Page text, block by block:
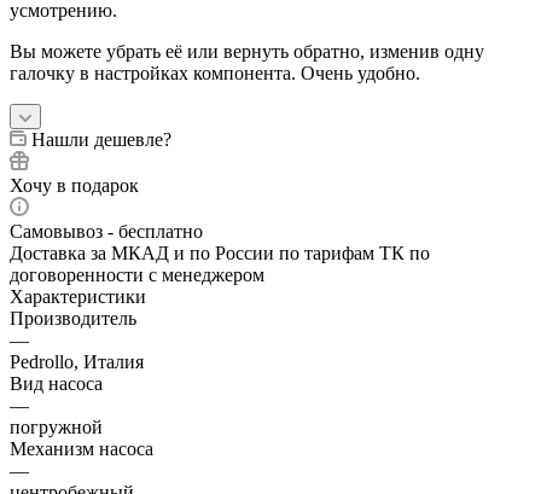
усмотрению.
Вы можете убрать её или вернуть обратно, изменив одну
галочку в настройках компонента. Очень удобно.
Нашли дешевле?
Хочу в подарок
Самовывоз - бесплатно
Доставка за МКАД и по России по тарифам ТК по
договоренности с менеджером
Характеристики
Производитель
—
Pedrollo, Италия
Вид насоса
—
погружной
Механизм насоса
—